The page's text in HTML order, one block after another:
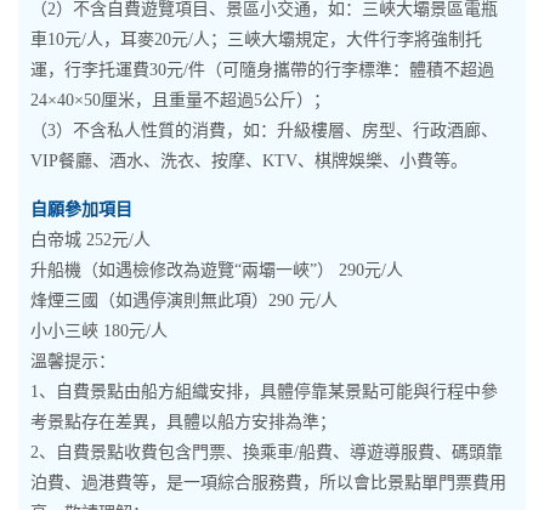
（2）不含自費遊覽項目、景區小交通，如：三峽大壩景區電瓶
車10元/人，耳麥20元/人；三峽大壩規定，大件行李將強制托
運，行李托運費30元/件（可隨身攜帶的行李標準：體積不超過
24×40×50厘米，且重量不超過5公斤）；
（3）不含私人性質的消費，如：升級樓層、房型、行政酒廊、
VIP餐廳、酒水、洗衣、按摩、KTV、棋牌娛樂、小費等。
自願參加項目
白帝城 252元/人
升船機（如遇檢修改為遊覽“兩壩一峽”） 290元/人
烽煙三國（如遇停演則無此項）290 元/人
小小三峽 180元/人
溫馨提示：
1、自費景點由船方組織安排，具體停靠某景點可能與行程中參
考景點存在差異，具體以船方安排為準；
2、自費景點收費包含門票、換乘車/船費、導遊導服費、碼頭靠
泊費、過港費等，是一項綜合服務費，所以會比景點單門票費用